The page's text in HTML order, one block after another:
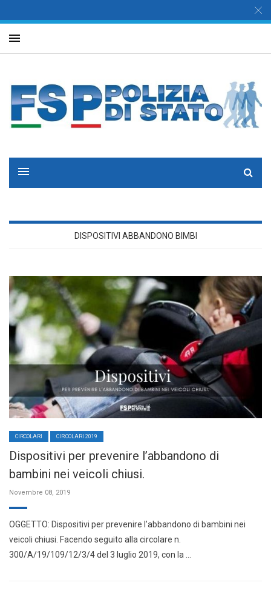
DISPOSITIVI ABBANDONO BIMBI
CIRCOLARI CIRCOLARI 2019
Dispositivi per prevenire l’abbandono di
bambini nei veicoli chiusi.
Novembre 08, 2019
OGGETTO: Dispositivi per prevenire l’abbandono di bambini nei
veicoli chiusi. Facendo seguito alla circolare n.
300/A/19/109/12/3/4 del 3 luglio 2019, con la …